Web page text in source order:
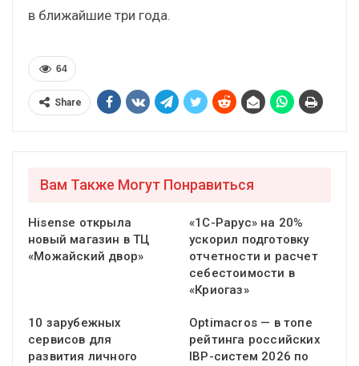
в ближайшие три года.
64
Share
Вам Также Могут Понравиться
Hisense открыла
новый магазин в ТЦ
«Можайский двор»
«1С-Рарус» на 20%
ускорил подготовку
отчетности и расчет
себестоимости в
«Криогаз»
10 зарубежных
сервисов для
развития личного
Optimacros — в топе
рейтинга российских
IBP-систем 2026 по